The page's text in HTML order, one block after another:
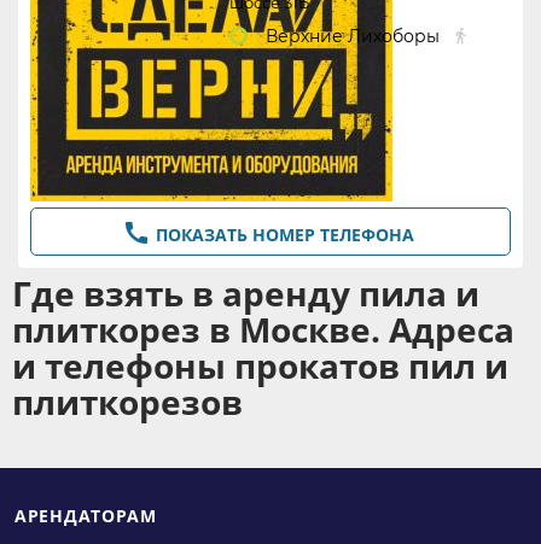
Верхние Лихоборы 
1128 м
 ПОКАЗАТЬ НОМЕР ТЕЛЕФОНА
Где взять в аренду пила и
плиткорез в Москве. Адреса
и телефоны прокатов пил и
плиткорезов
АРЕНДАТОРАМ